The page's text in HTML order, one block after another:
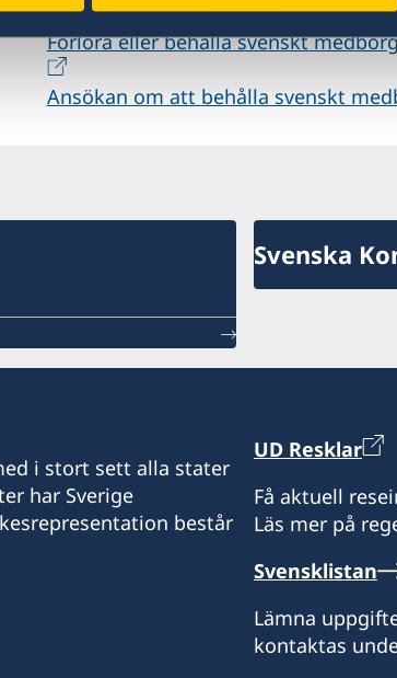
Vad innebär svenskt medborgarskap?
Förlora eller behålla svenskt
Ansökan om att behålla svenskt
Svenska
i stort sett alla stater
har Sverige
består
UD Resklar
Få aktuell
Läs mer på
Svensklistan
Lämna
kontaktas